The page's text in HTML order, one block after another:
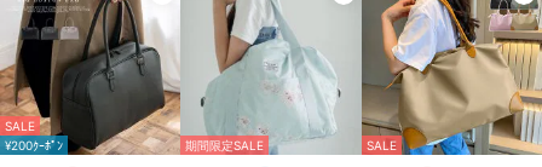
ニー・入学式・卒業式
ポケット
5箇所以上 /軽量 700ｇ以下
2W
AY以上
ボストンバッグ
合成皮革/人工皮革/無地 /ボー
ダー/中（幅21～30cm以下）/
SALE
¥200ｸｰﾎﾟﾝ
期間限定SALE SALE